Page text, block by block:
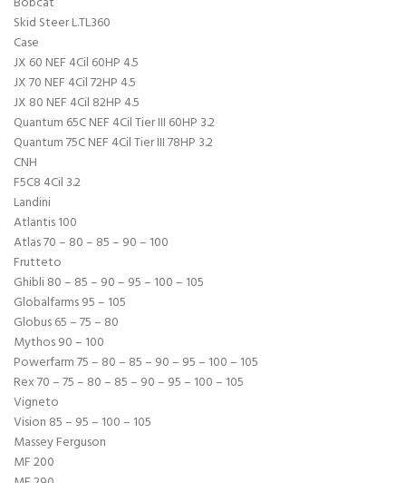
Skid Steer L.TL360
Case
JX 60 NEF 4Cil 60HP 4.5
JX 70 NEF 4Cil 72HP 4.5
JX 80 NEF 4Cil 82HP 4.5
Quantum 65C NEF 4Cil Tier III 60HP 3.2
Quantum 75C NEF 4Cil Tier III 78HP 3.2
CNH
F5C8 4Cil 3.2
Landini
Atlantis 100
Atlas 70 – 80 – 85 – 90 – 100
Frutteto
Ghibli 80 – 85 – 90 – 95 – 100 – 105
Globalfarms 95 – 105
Globus 65 – 75 – 80
Mythos 90 – 100
Powerfarm 75 – 80 – 85 – 90 – 95 – 100 – 105
Rex 70 – 75 – 80 – 85 – 90 – 95 – 100 – 105
Vigneto
Vision 85 – 95 – 100 – 105
Massey Ferguson
MF 200